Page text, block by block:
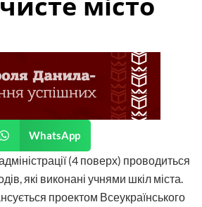
WhatsApp
(4 поверх) проводиться
які виконані учнями шкіл міста.
проектом Всеукраїнського